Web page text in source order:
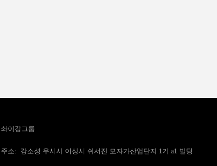
솨이강그룹
주소: 강소성 우시시 이싱시 쉬서진 모자가산업단지 1기 a1 빌딩